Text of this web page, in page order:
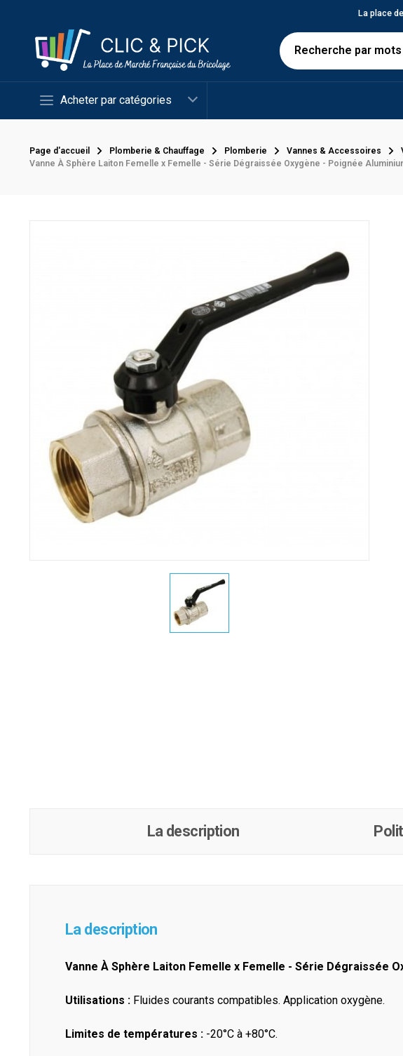
La place
Acheter par catégories
Page d'accueil Plomberie & Chauffage Plomberie Vannes & Accessoires
Vanne À Sphère Laiton Femelle x Femelle - Série Dégraissée Oxygène - Poignée
La description
La description
Vanne À Sphère Laiton Femelle x Femelle - Série Dégraissée
Utilisations : Fluides courants compatibles. Application oxygène.
Limites de températures : -20°C à +80°C.